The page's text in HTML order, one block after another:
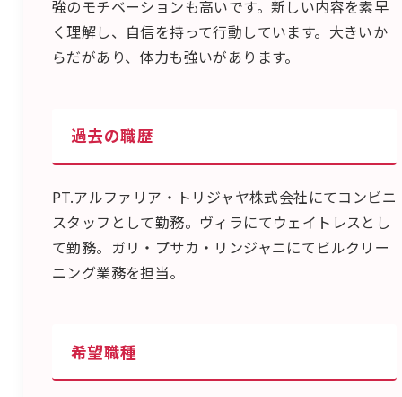
強のモチベーションも高いです。新しい内容を素早
く理解し、自信を持って行動しています。大きいか
らだがあり、体力も強いがあります。
過去の職歴
PT.アルファリア・トリジャヤ株式会社にてコンビニ
スタッフとして勤務。ヴィラにてウェイトレスとし
て勤務。ガリ・プサカ・リンジャニにてビルクリー
ニング業務を担当。
希望職種